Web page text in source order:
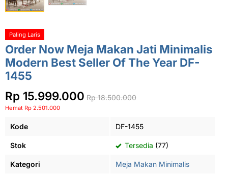
Paling Laris
Order Now Meja Makan Jati Minimalis
Modern Best Seller Of The Year DF-
1455
Rp 15.999.000 Rp 18.500.000
Hemat Rp 2.501.000
Kode DF-1455
Stok Tersedia (77)
Kategori Meja Makan Minimalis